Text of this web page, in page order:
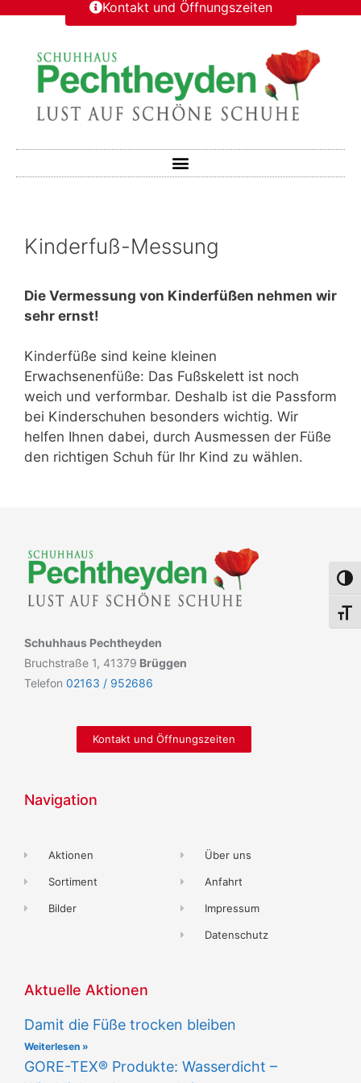
Kontakt und Öffnungszeiten
Kinderfuß-Messung
Die Vermessung von Kinderfüßen nehmen wir
sehr ernst!
Kinderfüße sind keine kleinen
Erwachsenenfüße: Das Fußskelett ist noch
weich und verformbar. Deshalb ist die Passform
bei Kinderschuhen besonders wichtig. Wir
helfen Ihnen dabei, durch Ausmessen der Füße
den richtigen Schuh für Ihr Kind zu wählen.
Schuhhaus Pechtheyden
Bruchstraße 1, 41379 Brüggen
Telefon 02163 / 952686
Kontakt und Öffnungszeiten
Navigation
Aktionen
Sortiment
Bilder
Über uns
Anfahrt
Impressum
Datenschutz
Aktuelle Aktionen
Damit die Füße trocken bleiben
Weiterlesen »
GORE-TEX® Produkte: Wasserdicht –